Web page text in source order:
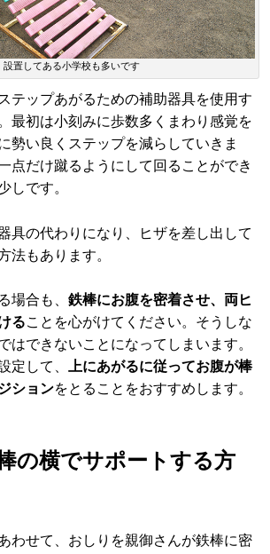
設置してある小学校も多いです
テップあがるための補助器具を使用す
最初は小刻みに歩数多くまわり感覚を
勢い良くステップを減らしていきま
点だけ蹴るようにして回ることができ
しです。
具の代わりになり、ヒザを差し出して
法もあります。
場合も、 鉄棒にお腹を密着させ、両ヒ
ることを心がけてください。そうしな
はできないことになってしまいます。
定して、
上にあがるに従ってお腹が棒
ションをとることをおすすめします。
の横でサポートする方
わせて、おしりを親御さんが鉄棒に密